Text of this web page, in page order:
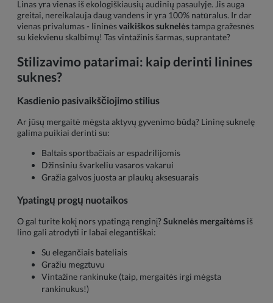
Linas yra vienas iš ekologiškiausių audinių pasaulyje. Jis auga
greitai, nereikalauja daug vandens ir yra 100% natūralus. Ir dar
vienas privalumas - lininėsvaikiškos suknelėstampa gražesnės
su kiekvienu skalbimų! Tas vintažinis šarmas, suprantate?
Stilizavimo patarimai: kaip derinti linines
suknes?
Kasdienio pasivaikščiojimo stilius
Ar jūsų mergaitė mėgsta aktyvų gyvenimo būdą? Lininę suknelę
galima puikiai derinti su:
Baltais sportbačiais ar espadrilijomis
Džinsiniu švarkeliu vasaros vakarui
Gražia galvos juosta ar plaukų aksesuarais
Ypatingų progų nuotaikos
O gal turite kokį nors ypatingą renginį?Suknelės mergaitėms iš
lino gali atrodyti ir labai elegantiškai:
Su elegančiais bateliais
Gražiu megztuvu
Vintažine rankinuke (taip, mergaitės irgi mėgsta
rankinukus!)